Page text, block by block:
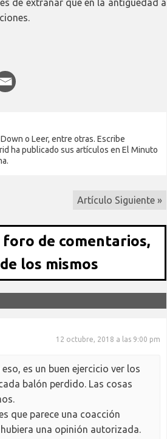
o Leer, entre otras. Escribe
ha publicado sus artículos en El Minuto
Artículo Siguiente »
de comentarios,
los mismos
12 octubre, 2018 a las 9:00 pm
es un buen ejercicio ver los
balón perdido. Las cosas
que parece una coacción
una opinión autorizada.